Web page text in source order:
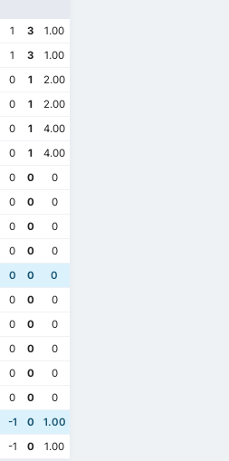
22/1/2023
Casa Pia AC
Gil Vicente FC
1 3
1.00
1 3
1.00
0 1
2.00
0 1
2.00
0 1
4.00
0 1
4.00
0 0
0
0 0
0
0 0
0
0 0
0
0 0
0
0 0
0
0 0
0
0 0
0
0 0
0
0 0
0
-1 0
1.00
-1 0 1.00